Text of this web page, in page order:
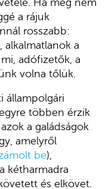
a rájuk
rosszabb:
alkalmatlanok a
adófizetők, a
volna tőlük.
állampolgári
többen érzik
a galádságok
amelyről
be),
kétharmadra
és elkövet.